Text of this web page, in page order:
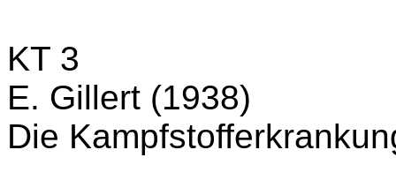
KT 3
E. Gillert (1938)
Die